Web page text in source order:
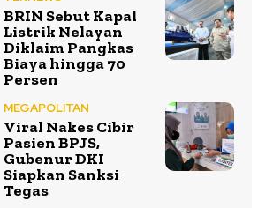
BRIN Sebut Kapal
Listrik Nelayan
Diklaim Pangkas
Biaya hingga 70
Persen
MEGAPOLITAN
Viral Nakes Cibir
Pasien BPJS,
Gubenur DKI
Siapkan Sanksi
Tegas